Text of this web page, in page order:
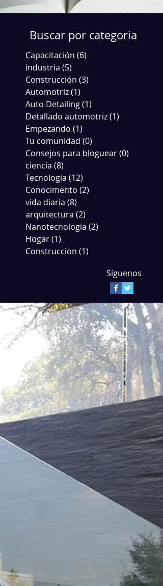
Buscar por categoria
Capacitación (6)
industria (5)
Construcción (3)
Automotriz(1)
Auto Detailing(1)
Detallado automotriz(1)
Empezando (1)
Tu comunidad (0)
Consejos para bloguear(0)
ciencia (8)
Tecnologia (12)
Conocimento (2)
vida diaria (8)
arquitectura (2)
Nanotecnologia (2)
Hogar(1)
Construccion (1)
Síguenos